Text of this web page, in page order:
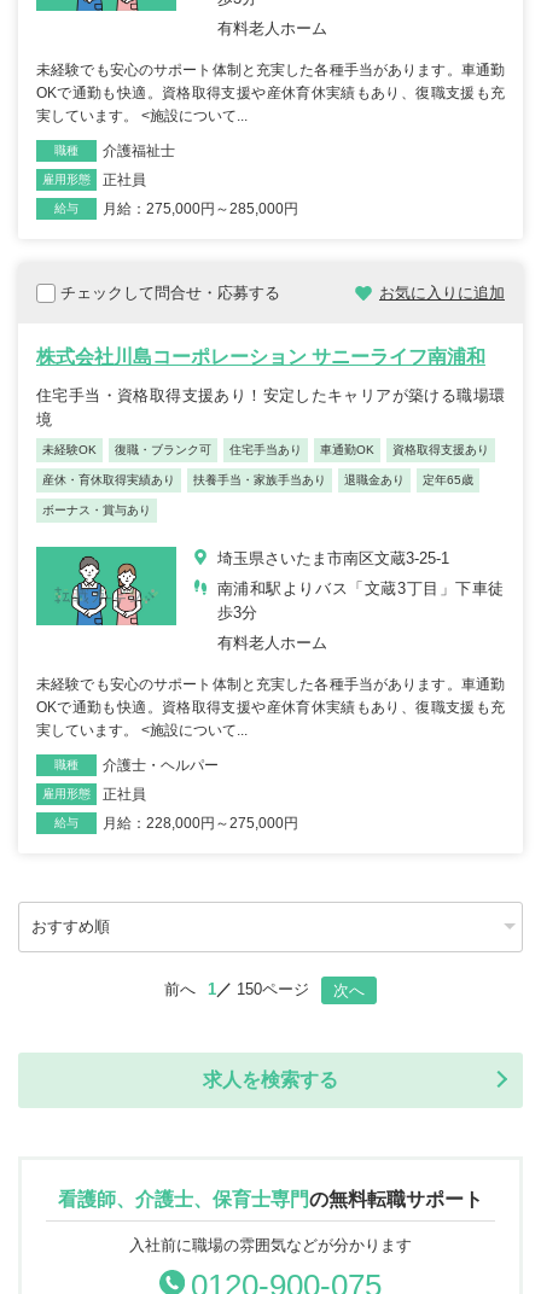
有料老人ホーム
未経験でも安心のサポート体制と充実した各種手当があります。車通勤
OKで通勤も快適。資格取得支援や産休育休実績もあり、復職支援も充
実しています。 <施設について...
職種 介護福祉士
雇用形態 正社員
給与 月給：275,000円～285,000円
チェックして問合せ・応募する お気に入りに追加
株式会社川島コーポレーション サニーライフ南浦和
住宅手当・資格取得支援あり！安定したキャリアが築ける職場環
境
未経験OK 復職・ブランク可 住宅手当あり 車通勤OK 資格取得支援あり
産休・育休取得実績あり 扶養手当・家族手当あり 退職金あり 定年65歳
ボーナス・賞与あり
埼玉県さいたま市南区文蔵3-25-1
南浦和駅よりバス「文蔵3丁目」下車徒
歩3分
有料老人ホーム
未経験でも安心のサポート体制と充実した各種手当があります。車通勤
OKで通勤も快適。資格取得支援や産休育休実績もあり、復職支援も充
実しています。 <施設について...
職種 介護士・ヘルパー
雇用形態 正社員
給与 月給：228,000円～275,000円
前へ 1 150ページ 次へ
求人を検索する
看護師、介護士、保育士専門の無料転職サポート
入社前に職場の雰囲気などが分かります
0120-900-075